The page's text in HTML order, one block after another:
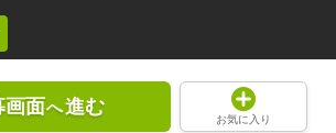
画面へ進む
お気に入り